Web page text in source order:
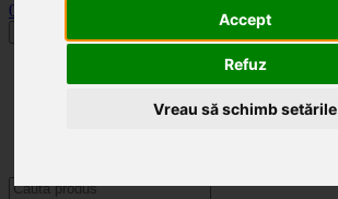
Accept
Refuz
Vreau să schimb setările
0
Categorii